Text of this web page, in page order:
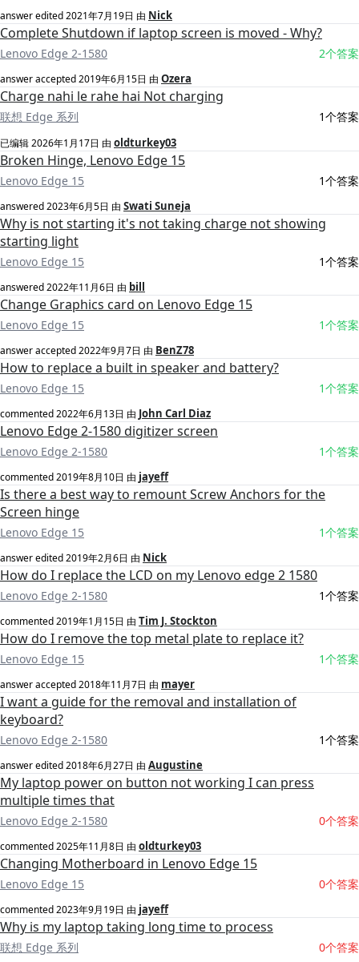
answer edited2021年7月19日 由 Nick
Complete Shutdown if laptop screen is moved - Why?
Lenovo Edge 2-1580 2个答案
answer accepted2019年6月15日 由 Ozera
Charge nahi le rahe hai Not charging
联想 Edge 系列 1个答案
已编辑2026年1月17日 由 oldturkey03
Broken Hinge, Lenovo Edge 15
Lenovo Edge 15 1个答案
answered2023年6月5日 由 Swati Suneja
Why is not starting it's not taking charge not showing
starting light
Lenovo Edge 15 1个答案
answered2022年11月6日 由 bill
Change Graphics card on Lenovo Edge 15
Lenovo Edge 15 1个答案
answer accepted2022年9月7日 由 BenZ78
How to replace a built in speaker and battery?
Lenovo Edge 15 1个答案
commented2022年6月13日 由 John Carl Diaz
Lenovo Edge 2-1580 digitizer screen
Lenovo Edge 2-1580 1个答案
commented2019年8月10日 由 jayeff
Is there a best way to remount Screw Anchors for the
Screen hinge
Lenovo Edge 15 1个答案
answer edited2019年2月6日 由 Nick
How do I replace the LCD on my Lenovo edge 2 1580
Lenovo Edge 2-1580 1个答案
commented2019年1月15日 由 Tim J. Stockton
How do I remove the top metal plate to replace it?
Lenovo Edge 15 1个答案
answer accepted2018年11月7日 由 mayer
I want a guide for the removal and installation of
keyboard?
Lenovo Edge 2-1580 1个答案
answer edited2018年6月27日 由 Augustine
My laptop power on button not working I can press
multiple times that
Lenovo Edge 2-1580 0个答案
commented2025年11月8日 由 oldturkey03
Changing Motherboard in Lenovo Edge 15
Lenovo Edge 15 0个答案
commented2023年9月19日 由 jayeff
Why is my laptop taking long time to process
联想 Edge 系列 0个答案